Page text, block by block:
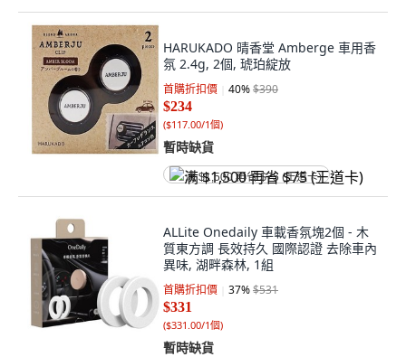
HARUKADO 晴香堂 Amberge 車用香
氛 2.4g, 2個, 琥珀綻放
首購折扣價 40%$390
$234
($117.00/1個)
暫時缺貨
满 $1,500 再省 $75 (王道卡)
ALLite Onedaily 車載香氛塊2個 - 木
質東方調 長效持久 國際認證 去除車內
異味, 湖畔森林, 1組
首購折扣價 37%$531
$331
($331.00/1個)
暫時缺貨